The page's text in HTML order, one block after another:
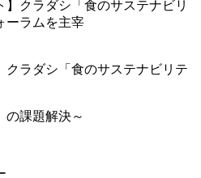
クラダシ「食のサステナビリテ
の課題解決～